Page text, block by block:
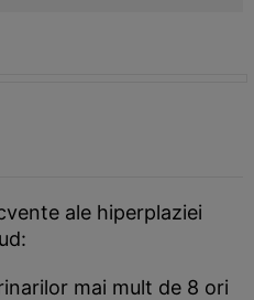
ale hiperplaziei
mai mult de 8 ori